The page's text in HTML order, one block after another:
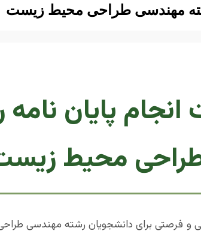
مهندسی طراحی محیط زیست
پایان
محیط
و فرصتی برای دانشجویان رشته مهندسی